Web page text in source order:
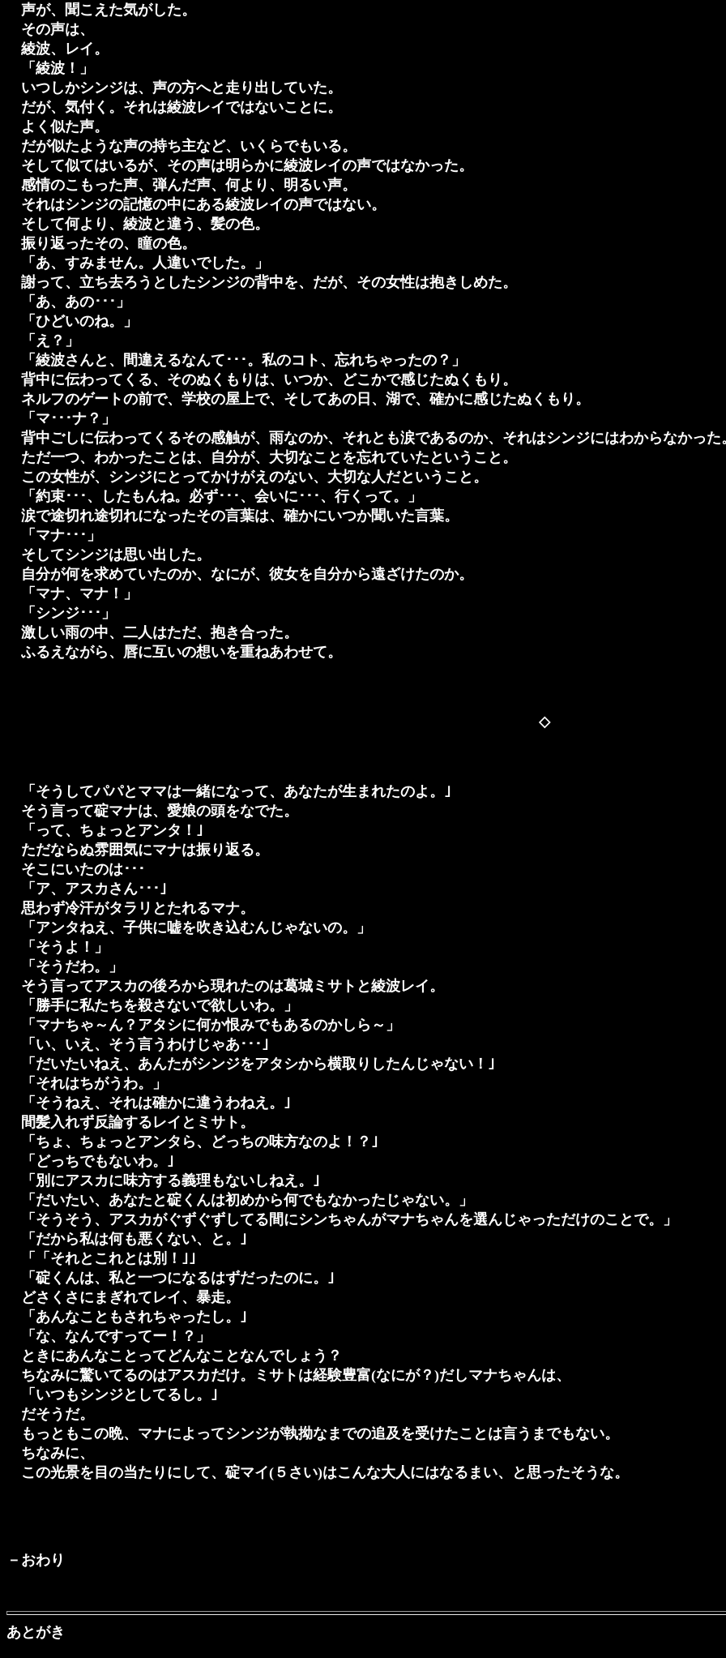
声が、聞こえた気がした。
その声は、
綾波、レイ。
「綾波！」
いつしかシンジは、声の方へと走り出していた。
だが、気付く。それは綾波レイではないことに。
よく似た声。
だが似たような声の持ち主など、いくらでもいる。
そして似てはいるが、その声は明らかに綾波レイの声ではなかった。
感情のこもった声、弾んだ声、何より、明るい声。
それはシンジの記憶の中にある綾波レイの声ではない。
そして何より、綾波と違う、髪の色。
振り返ったその、瞳の色。
「あ、すみません。人違いでした。」
謝って、立ち去ろうとしたシンジの背中を、だが、その女性は抱きしめた。
「あ、あの･･･」
「ひどいのね。」
「え？」
「綾波さんと、間違えるなんて･･･。私のコト、忘れちゃったの？」
背中に伝わってくる、そのぬくもりは、いつか、どこかで感じたぬくもり。
ネルフのゲートの前で、学校の屋上で、そしてあの日、湖で、確かに感じたぬくもり。
「マ･･･ナ？」
背中ごしに伝わってくるその感触が、雨なのか、それとも涙であるのか、それはシンジにはわからなかった
ただ一つ、わかったことは、自分が、大切なことを忘れていたということ。
この女性が、シンジにとってかけがえのない、大切な人だということ。
「約束･･･、したもんね。必ず･･･、会いに･･･、行くって。」
涙で途切れ途切れになったその言葉は、確かにいつか聞いた言葉。
「マナ･･･」
そしてシンジは思い出した。
自分が何を求めていたのか、なにが、彼女を自分から遠ざけたのか。
「マナ、マナ！」
「シンジ･･･」
激しい雨の中、二人はただ、抱き合った。
ふるえながら、唇に互いの想いを重ねあわせて。
◇
「そうしてパパとママは一緒になって、あなたが生まれたのよ。｣
そう言って碇マナは、愛娘の頭をなでた。
「って、ちょっとアンタ！｣
ただならぬ雰囲気にマナは振り返る。
そこにいたのは･･･
「ア、アスカさん･･･｣
思わず冷汗がタラリとたれるマナ。
「アンタねえ、子供に嘘を吹き込むんじゃないの。」
「そうよ！」
「そうだわ。」
そう言ってアスカの後ろから現れたのは葛城ミサトと綾波レイ。
「勝手に私たちを殺さないで欲しいわ。」
「マナちゃ～ん？アタシに何か恨みでもあるのかしら～」
「い、いえ、そう言うわけじゃあ･･･｣
「だいたいねえ、あんたがシンジをアタシから横取りしたんじゃない！｣
「それはちがうわ。」
「そうねえ、それは確かに違うわねえ。｣
間髪入れず反論するレイとミサト。
「ちょ、ちょっとアンタら、どっちの味方なのよ！？｣
「どっちでもないわ。｣
「別にアスカに味方する義理もないしねえ。｣
「だいたい、あなたと碇くんは初めから何でもなかったじゃない。」
「そうそう、アスカがぐずぐずしてる間にシンちゃんがマナちゃんを選んじゃっただけのことで。」
「だから私は何も悪くない、と。｣
「「それとこれとは別！｣｣
「碇くんは、私と一つになるはずだったのに。｣
どさくさにまぎれてレイ、暴走。
「あんなこともされちゃったし。｣
「な、なんですってー！？」
ときにあんなことってどんなことなんでしょう？
ちなみに驚いてるのはアスカだけ。ミサトは経験豊富(なにが？)だしマナちゃんは、
「いつもシンジとしてるし。｣
だそうだ。
もっともこの晩、マナによってシンジが執拗なまでの追及を受けたことは言うまでもない。
ちなみに、
この光景を目の当たりにして、碇マイ(５さい)はこんな大人にはなるまい、と思ったそうな。
－おわり
あとがき